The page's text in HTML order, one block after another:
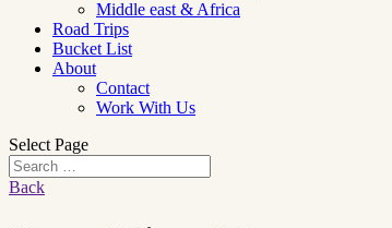
Middle east & Africa
Road Trips
Bucket List
About
Contact
Work With Us
Select Page
Back